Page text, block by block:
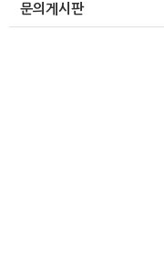
문의게시판